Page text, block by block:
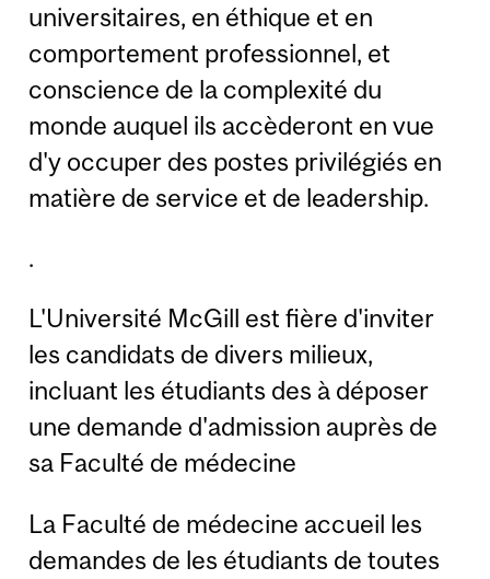
universitaires, en éthique et en
comportement professionnel, et
conscience de la complexité du
monde auquel ils accèderont en vue
d'y occuper des postes privilégiés en
matière de service et de leadership.
.
L'Université McGill est fière d'inviter
les candidats de divers milieux,
incluant les étudiants des à déposer
une demande d'admission auprès de
sa Faculté de médecine
La Faculté de médecine accueil les
demandes de les étudiants de toutes